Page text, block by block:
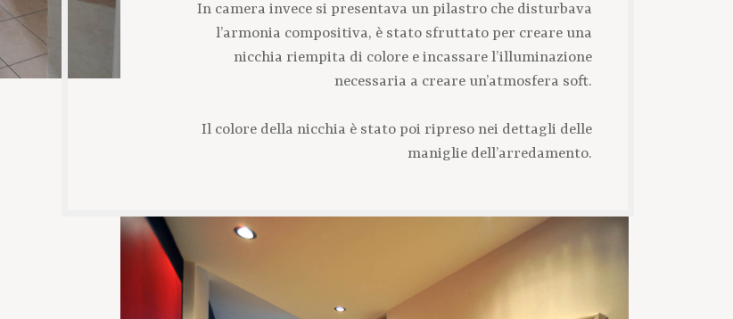
In camera invece si presentava un pilastro che disturbava
l’armonia compositiva, è stato sfruttato per creare una
nicchia riempita di colore e incassare l’illuminazione
necessaria a creare un’atmosfera soft.
Il colore della nicchia è stato poi ripreso nei dettagli delle
maniglie dell’arredamento.